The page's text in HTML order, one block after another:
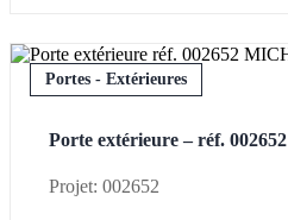
Portes - Extérieures
Porte extérieure – réf. 002652
Projet: 002652